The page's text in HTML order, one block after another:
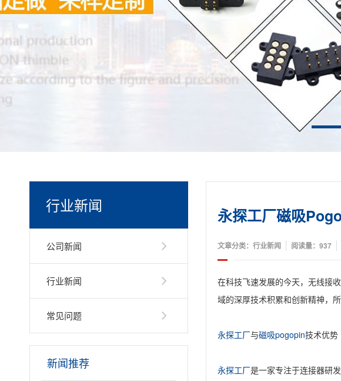
行业新闻
公司新闻
行业新闻
常见问题
新闻推荐
永探工厂磁吸
文章分类：行业新闻 阅读量：937
在科技飞速发展的今天，无线接
域的深厚技术积累和创新精神，
永探工厂与磁吸pogopin技术优势
永探工厂是一家专注于连接器研